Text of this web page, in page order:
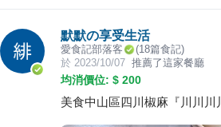
默默の享受生活
愛食記部落客 (18篇食記)
於 2023/10/07 推薦了這家餐廳
均消價位: $ 200
美食中山區四川椒麻『川川